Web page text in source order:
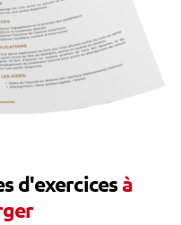
d'exercicesà